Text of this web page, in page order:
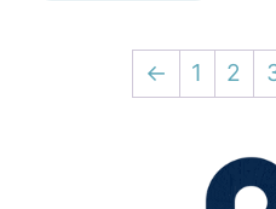
← 1 2